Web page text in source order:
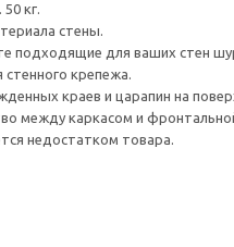
кг.
стены.
подходящие для ваших стен
крепежа.
краев и царапин на
между каркасом и
недостатком товара.